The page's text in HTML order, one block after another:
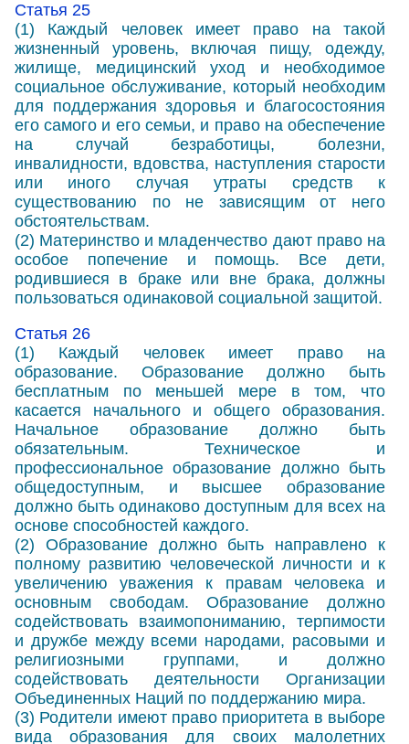
Статья 25
(1) Каждый человек имеет право на такой
жизненный уровень, включая пищу, одежду,
жилище, медицинский уход и необходимое
социальное обслуживание, который необходим
для поддержания здоровья и благосостояния
его самого и его семьи, и право на обеспечение
на случай безработицы, болезни,
инвалидности, вдовства, наступления старости
или иного случая утраты средств к
существованию по не зависящим от него
обстоятельствам.
(2) Материнство и младенчество дают право на
особое попечение и помощь. Все дети,
родившиеся в браке или вне брака, должны
пользоваться одинаковой социальной защитой.
Статья 26
(1) Каждый человек имеет право на
образование. Образование должно быть
бесплатным по меньшей мере в том, что
касается начального и общего образования.
Начальное образование должно быть
обязательным. Техническое и
профессиональное образование должно быть
общедоступным, и высшее образование
должно быть одинаково доступным для всех на
основе способностей каждого.
(2) Образование должно быть направлено к
полному развитию человеческой личности и к
увеличению уважения к правам человека и
основным свободам. Образование должно
содействовать взаимопониманию, терпимости
и дружбе между всеми народами, расовыми и
религиозными группами, и должно
содействовать деятельности Организации
Объединенных Наций по поддержанию мира.
(3) Родители имеют право приоритета в выборе
вида образования для своих малолетних